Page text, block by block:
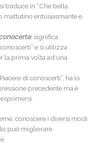
traduce in “Che bella
mattutino entusiasmante e
:significa
e si utilizza
la prima volta ad una
di conoscerti”, ha lo
precedente ma è
conoscere i diversi modi
può migliorare